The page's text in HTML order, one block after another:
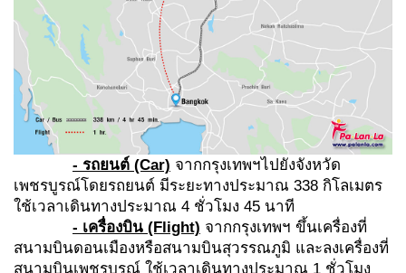
- รถยนต์ (Car) จากกรุงเทพฯไปยังจังหวัด
เพชรบูรณ์โดยรถยนต์ มีระยะทางประมาณ 338 กิโลเมตร
ใช้เวลาเดินทางประมาณ 4 ชั่วโมง 45 นาที
- เครื่องบิน (Flight) จากกรุงเทพฯ ขึ้นเครื่องที่
สนามบินดอนเมืองหรือสนามบินสุวรรณภูมิ และลงเครื่องที่
สนามบินเพชรบูรณ์ ใช้เวลาเดินทางประมาณ 1 ชั่วโมง